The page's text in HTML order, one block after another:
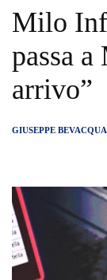
Milo
passa
arrivo”
GIUSEPPE BEVACQUA